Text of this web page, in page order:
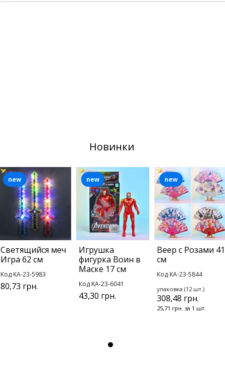
Новинки
Светящийся меч
Игра 62 см
Код KA-23-5983
80,73 грн.
new
Игрушка
фигурка Воин в
Маске 17 см
Код KA-23-6041
43,30 грн.
new
Веер с Розами 41
см
Код KA-23-5844
упаковка (12 шт.)
308,48 грн.
25,71 грн. за 1 шт.
new